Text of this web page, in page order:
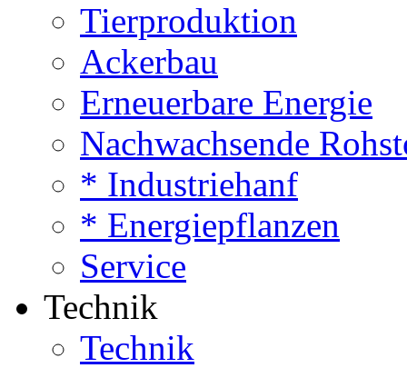
Tierproduktion
Ackerbau
Erneuerbare Energie
Nachwachsende
* Industriehanf
* Energiepflanzen
Service
Technik
Technik